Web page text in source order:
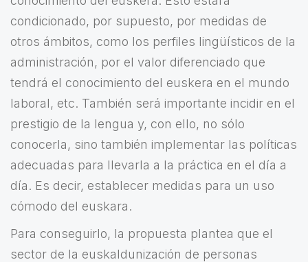
condicionado, por supuesto, por medidas de
otros ámbitos, como los perfiles lingüísticos de la
administración, por el valor diferenciado que
tendrá el conocimiento del euskera en el mundo
laboral, etc. También será importante incidir en el
prestigio de la lengua y, con ello, no sólo
conocerla, sino también implementar las políticas
adecuadas para llevarla a la práctica en el día a
día. Es decir, establecer medidas para un uso
cómodo del euskara.
Para conseguirlo, la propuesta plantea que el
sector de la euskaldunización de personas